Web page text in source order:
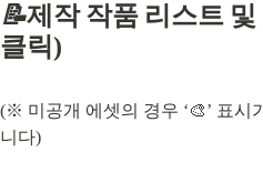
📝제작 작품 리스트
클릭)
(※ 미공개 에셋의 경우 ‘🎨’ 표시
니다)